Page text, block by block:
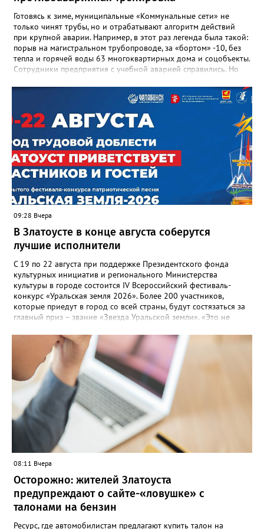
Готовясь к зиме, муниципальные «Коммунальные сети» не
только чинят трубы, но и отрабатывают алгоритм действий
при крупной аварии. Например, в этот раз легенда была такой:
порыв на магистральном трубопроводе, за «бортом» -10, без
тепла и горячей воды 63 многоквартирных дома и соцобъекты.
Сотрудники предприятия с учебной аварией справились. Но
отметили и недочёты. «Например, управляющие компании
несвоевременно приняли меры для предотвращения
“перемерзания” общей домовой тепловой сети
многоквартирного дома, отсутствовало взаимодействие с
ресурсоснабжающей организацией, ЕДДС и иными службами»,
— сообщила начальник Главного управления ГЖИ Ирина
Настенко. В следующий раз, рекомендовали в
Госжилинспекции, службы должны действовать слаженно. И
оперативно делиться информацией со всеми
заинтересованными – от поставщика тепла до конечных
потребителей.
09:28 Вчера
В Златоусте в конце августа соберутся
лучшие исполнители
С 19 по 22 августа при поддержке Президентского фонда
культурных инициатив и регионального Министерства
культуры в городе состоится IV Всероссийский фестиваль-
конкурс «Уральская земля 2026». Более 200 участников,
которые приедут в город со всей страны, будут состязаться за
главный приз – звание «Звезда Уральской земли». «Это не
прослушивания участников, мастер-классы от ведущих
наставников, выступления победителей прошлых лет и
приглашённых артистов», - сообщает оргкомитет. Вход на все
фестивальные мероприятия будет свободным. В 2025 году в
фестивале участвовали 26 финалистов из городов
Челябинской, Свердловской, Курганской, Оренбургской
областей, Ханты-Мансийского автономного округа и
Республики Башкортостан. Приглашённой звездой стал
идейный вдохновитель, организатор фестиваля, эстрадный
певец, победитель главного патриотического конкурса страны
«Солдатский конверт», лауреат премии в области культуры и
искусства «Золотая лира», участник телевизионных проектов
на Первом канале, обладатель звания «Голос страны» Алексей
Ковин.
08:11 Вчера
Осторожно: жителей Златоуста
предупреждают о сайте-«ловушке» с
талонами на бензин
Ресурс, где автомобилистам предлагают купить талон на